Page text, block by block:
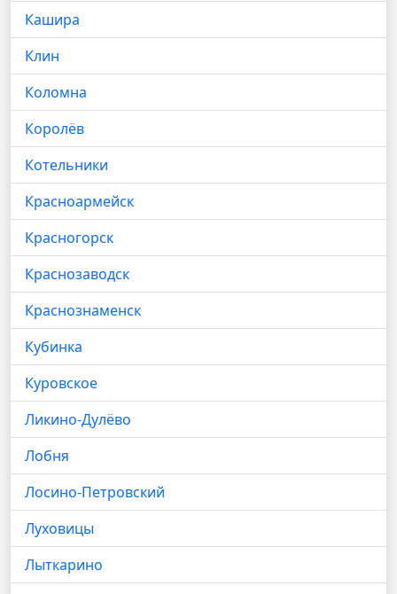
Кашира
Клин
Коломна
Королёв
Котельники
Красноармейск
Красногорск
Краснозаводск
Краснознаменск
Кубинка
Куровское
Ликино-Дулёво
Лобня
Лосино-Петровский
Луховицы
Лыткарино